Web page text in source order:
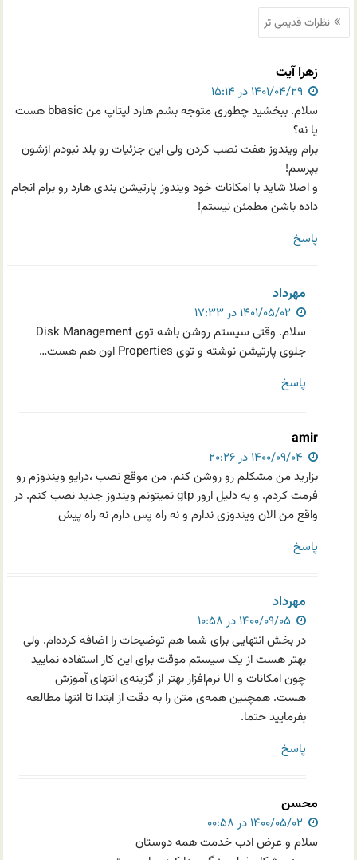
ناوبری
نظرات
نظرات قدیمی تر
زهرا آیت
سلام. ببخشید چطوری متوجه بشم هارد لپتاپ من bbasic هست
یا نه؟
برام ویندوز هفت نصب کردن ولی این جزئیات رو بلد نبودم ازشون
بپرسم!
و اصلا شاید با امکانات خود ویندوز پارتیشن بندی هارد رو برام انجام
داده باشن مطمئن نیستم!
پاسخ
مهرداد
سلام. وقتی سیستم روشن باشه توی Disk Management
جلوی پارتیشن نوشته و توی Properties اون هم هست…
پاسخ
amir
بزارید من مشکلم رو روشن کنم. من موقع نصب ،درایو ویندوز‌م رو
فرمت کردم. و به دلیل ارور gtp نمیتونم ویندوز جدید نصب کنم. در
واقع من الان ویندوزی ندارم و نه راه پس دارم نه راه پیش
پاسخ
مهرداد
در بخش انتهایی برای شما هم توضیحات را اضافه کرده‌ام. ولی
بهتر هست از یک سیستم موقت برای این کار استفاده نمایید
چون امکانات و UI نرم‌افزار بهتر از گزینه‌ی انتهای آموزش
هست. همچنین همه‌ی متن را به دقت از ابتدا تا انتها مطالعه
بفرمایید حتما.
پاسخ
محسن
سلام و عرض ادب خدمت همه دوستان